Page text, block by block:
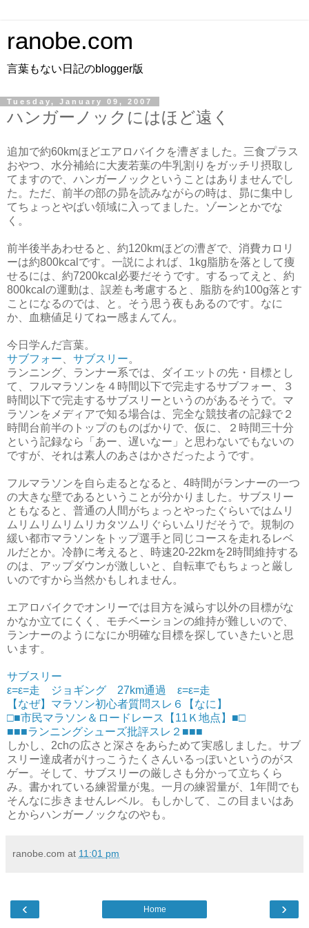
ranobe.com
言葉もない日記のblogger版
Tuesday, January 09, 2007
ハンガーノックにはほど遠く
追加で約60kmほどエアロバイクを漕ぎました。三食プラス
おやつ、水分補給に大麦若葉の牛乳割りをガッチリ摂取し
てますので、ハンガーノックということはありませんでし
た。ただ、前半の部の昴を読みながらの時は、昴に集中し
てちょっとやばい領域に入ってました。ゾーンとかでな
く。
前半後半あわせると、約120kmほどの漕ぎで、消費カロリ
ーは約800kcalです。一説によれば、1kg脂肪を落として痩
せるには、約7200kcal必要だそうです。するってえと、約
800kcalの運動は、誤差も考慮すると、脂肪を約100g落とす
ことになるのでは、と。そう思う夜もあるのです。なに
か、血糖値足りてねー感まんてん。
今日学んだ言葉。
サブフォー
サブスリー。
ランニング、ランナー系では、ダイエットの先・目標とし
て、フルマラソンを４時間以下で完走するサブフォー、３
時間以下で完走するサブスリーというのがあるそうで。マ
ラソンをメディアで知る場合は、完全な競技者の記録で２
時間台前半のトップのものばかりで、仮に、２時間三十分
という記録なら「あー、遅いなー」と思わないでもないの
ですが、それは素人のあさはかさだったようです。
フルマラソンを自ら走るとなると、4時間がランナーの一つ
の大きな壁であるということが分かりました。サブスリー
ともなると、普通の人間がちょっとやったぐらいではムリ
ムリムリムリムリカタツムリぐらいムリだそうで。規制の
緩い都市マラソンをトップ選手と同じコースを走れるレベ
ルだとか。冷静に考えると、時速20-22kmを2時間維持する
のは、アップダウンが激しいと、自転車でもちょっと厳し
いのですから当然かもしれません。
エアロバイクでオンリーでは目方を減らす以外の目標がな
かなか立てにくく、モチベーションの維持が難しいので、
ランナーのようになにか明確な目標を探していきたいと思
います。
サブスリー
ε=ε=走 ジョギング 27km通過 ε=ε=走
【なぜ】マラソン初心者質問スレ６【なに】
□■市民マラソン＆ロードレース【11Ｋ地点】■□
■■■ランニングシューズ批評スレ２■■■
しかし、2chの広さと深さをあらためて実感しました。サブ
スリー達成者がけっこうたくさんいるっぽいというのがス
ゲー。そして、サブスリーの厳しさも分かって立ちくら
み。書かれている練習量が鬼。一月の練習量が、1年間でも
そんなに歩きませんレベル。もしかして、この目まいはあ
とからハンガーノックなのやも。
ranobe.com at 11:01 pm
‹ ›
Home